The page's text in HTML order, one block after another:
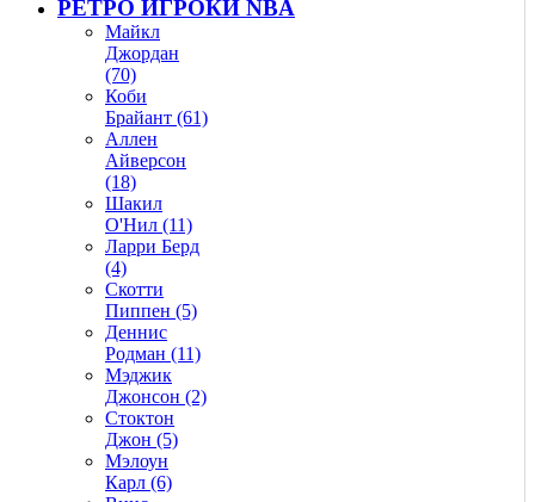
РЕТРО ИГРОКИ NBA
Майкл
Джордан
(70)
Коби
Брайант (61)
Аллен
Айверсон
(18)
Шакил
О'Нил (11)
Ларри Берд
(4)
Скотти
Пиппен (5)
Деннис
Родман (11)
Мэджик
Джонсон (2)
Стоктон
Джон (5)
Мэлоун
Карл (6)